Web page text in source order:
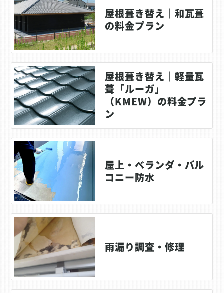
屋根葺き替え│和瓦葺
の料金プラン
屋根葺き替え│軽量瓦
葺「ルーガ」
（KMEW）の料金プラ
ン
屋上・ベランダ・バル
コニー防水
雨漏り調査・修理